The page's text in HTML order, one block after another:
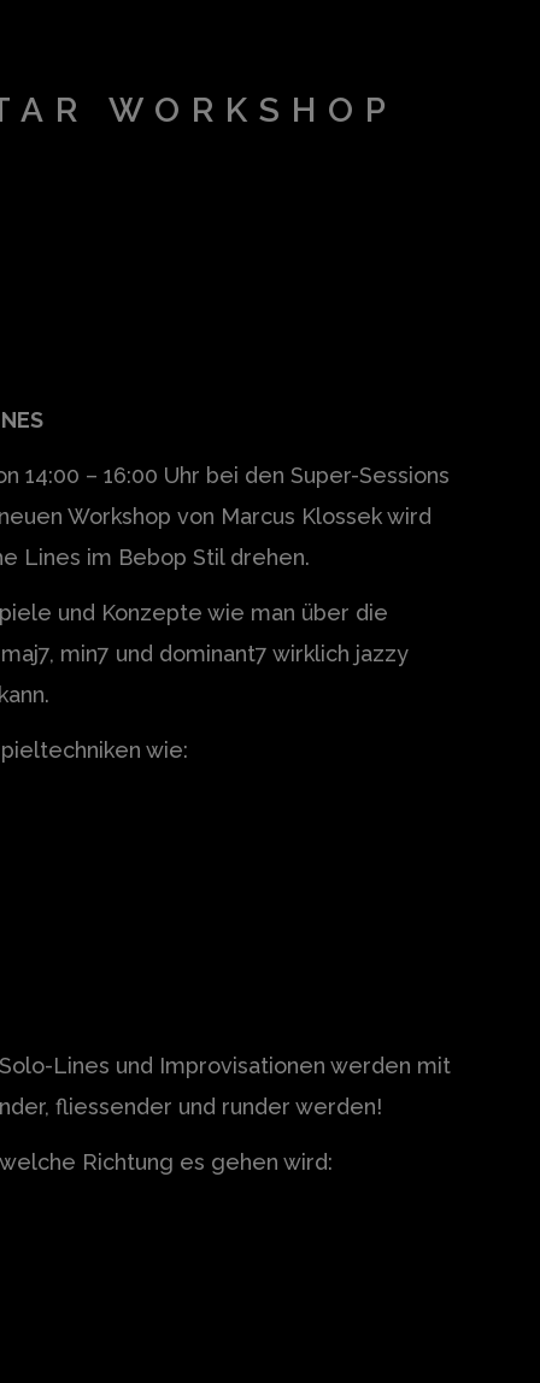
WORKSHOP
14:00 – 16:00 Uhr bei den Super-Sessions
Workshop von Marcus Klossek wird
Lines im Bebop Stil drehen.
und Konzepte wie man über die
min7 und dominant7 wirklich jazzy
wie:
Lines und Improvisationen werden mit
fliessender und runder werden!
Richtung es gehen wird: